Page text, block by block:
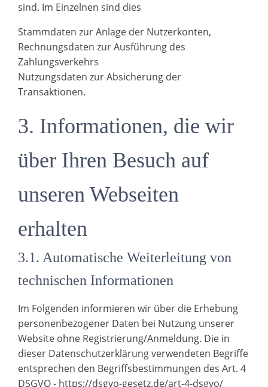
sind. Im Einzelnen sind dies
Stammdaten zur Anlage der Nutzerkonten,
Rechnungsdaten zur Ausführung des
Zahlungsverkehrs
Nutzungsdaten zur Absicherung der
Transaktionen.
3. Informationen, die wir
über Ihren Besuch auf
unseren Webseiten
erhalten
3.1. Automatische Weiterleitung von
technischen Informationen
Im Folgenden informieren wir über die Erhebung
personenbezogener Daten bei Nutzung unserer
Website ohne Registrierung/Anmeldung. Die in
dieser Datenschutzerklärung verwendeten Begriffe
entsprechen den Begriffsbestimmungen des Art. 4
DSGVO - https://dsgvo-gesetz.de/art-4-dsgvo/